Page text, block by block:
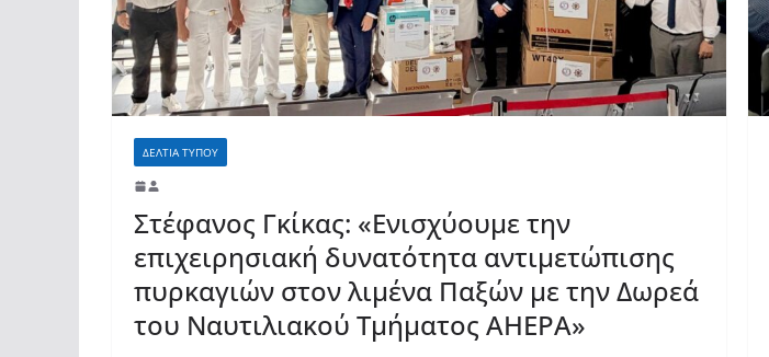
ΔΕΛΤΙΑ ΤΥΠΟΥ
Στέφανος Γκίκας: «Ενισχύουμε την
επιχειρησιακή δυνατότητα αντιμετώπισης
πυρκαγιών στον λιμένα Παξών με την Δωρεά
του Ναυτιλιακού Τμήματος ΑHEPA»